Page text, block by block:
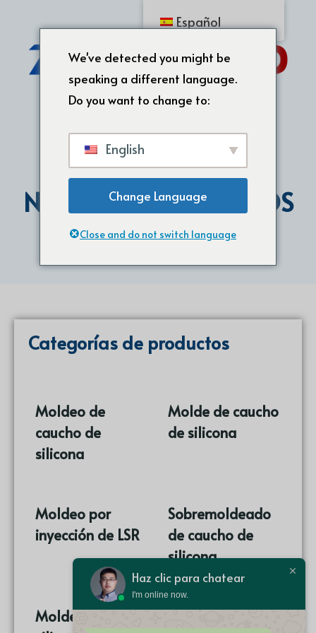
NUESTROS PRODUCTOS
Inicio/ NUESTROS PRODUCTOS
Categorías de productos
Moldeo de
caucho de
silicona
Molde de caucho
de silicona
Moldeo por
inyección de LSR
(9)
Sobremoldeado
de caucho de
silicona
(10)
Molde de
Molde de
Español
We've detected you might be
speaking a different language.
Do you want to change to:
English
Change Language
Close and do not switch language
Haz clic para chatear
I'm online now.